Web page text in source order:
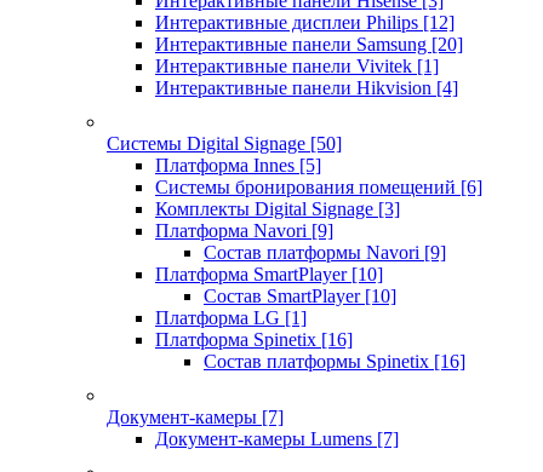
Интерактивные дисплеи Philips [12]
Интерактивные панели Samsung [20]
Интерактивные панели Vivitek [1]
Интерактивные панели Hikvision [4]
Системы Digital Signage [50]
Платформа Innes [5]
Системы бронирования помещений [6]
Комплекты Digital Signage [3]
Платформа Navori [9]
Состав платформы Navori [9]
Платформа SmartPlayer [10]
Состав SmartPlayer [10]
Платформа LG [1]
Платформа Spinetix [16]
Состав платформы Spinetix [16]
Документ-камеры [7]
Документ-камеры Lumens [7]